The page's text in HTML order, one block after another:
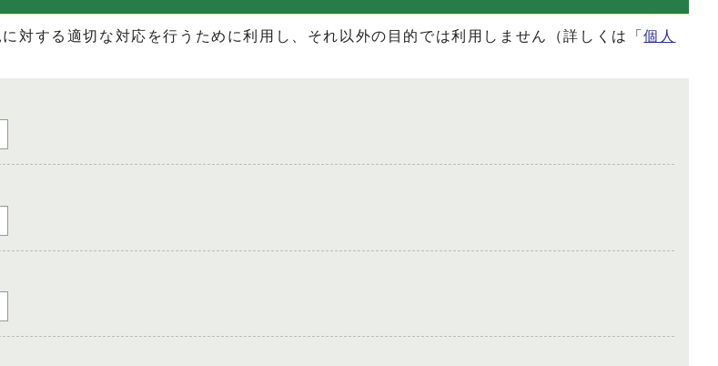
対する適切な対応を行うために利用し、それ以外の目的では利用しません（詳しくは「個人